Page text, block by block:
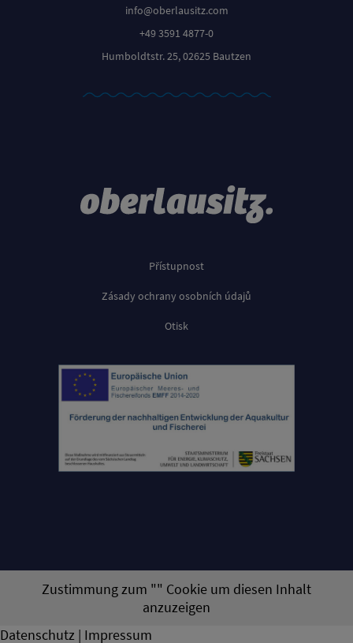
info@oberlausitz.com
+49 3591 4877-0
Humboldtstr. 25, 02625 Bautzen
Přístupnost
Zásady ochrany osobních údajů
Otisk
Zustimmung zum "" Cookie um diesen Inhalt
anzuzeigen
Datenschutz | Impressum